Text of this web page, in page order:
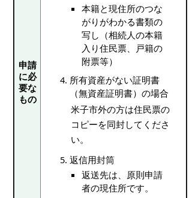
申請
に必
要な
もの
本籍と現住所のつな
がりがわかる書類の
写し（相続人の本籍
入り住民票、戸籍の
附票等）
所有資産がない証明書
（無資産証明書）の場合
米子市外の方は住民票の
コピーを同封してくださ
い。
返信用封筒
返送先は、原則申請
者の現住所です。